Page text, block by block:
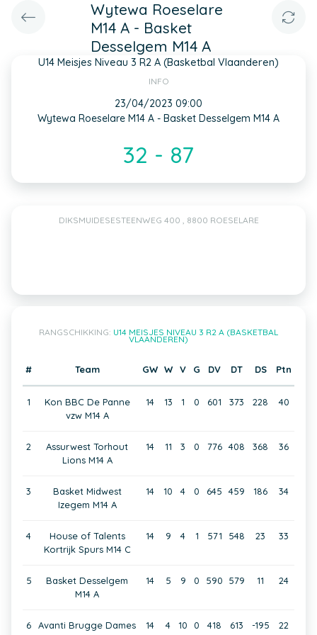
Wytewa Roeselare
M14 A - Basket
Desselgem M14 A
U14 Meisjes Niveau 3 R2 A (Basketbal Vlaanderen)
INFO
23/04/2023 09:00
Wytewa Roeselare M14 A - Basket Desselgem M14 A
32 - 87
DIKSMUIDESESTEENWEG 400 , 8800 ROESELARE
RANGSCHIKKING: U14 MEISJES NIVEAU 3 R2 A (BASKETBAL
VLAANDEREN)
# Team GW W V G DV DT DS Ptn
1
Kon BBC De Panne
vzw M14 A
14 13 1 0 601 373 228 40
2
Assurwest Torhout
Lions M14 A
14 11 3 0 776 408 368 36
3
Basket Midwest
Izegem M14 A
14 10 4 0 645 459 186 34
4
House of Talents
Kortrijk Spurs M14 C
14 9 4 1 571 548 23 33
5
Basket Desselgem
M14 A
14 5 9 0 590 579 11 24
6
Avanti Brugge Dames
14 4 10 0 418 613 -195 22